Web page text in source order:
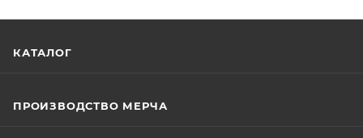
КАТАЛОГ
ПРОИЗВОДСТВО МЕРЧА